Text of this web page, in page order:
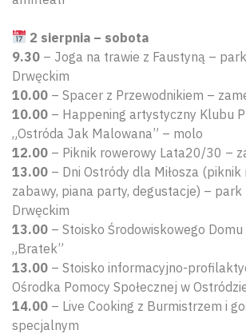
2 sierpnia – sobota
9.30 – Joga na trawie z Faustyną –
Drwęckim
10.00 – Spacer z Przewodnikiem –
10.00 – Happening artystyczny Klubu
„Ostróda Jak Malowana” – molo
12.00 – Piknik rowerowy Lata20/30 –
13.00 – Dni Ostródy dla Miłosza (piknik
zabawy, piana party, degustacje) – park
Drwęckim
13.00 – Stoisko Środowiskowego
„Bratek”
13.00 – Stoisko informacyjno-
Ośrodka Pomocy Społecznej w
14.00 – Live Cooking z Burmistrzem i
specjalnym